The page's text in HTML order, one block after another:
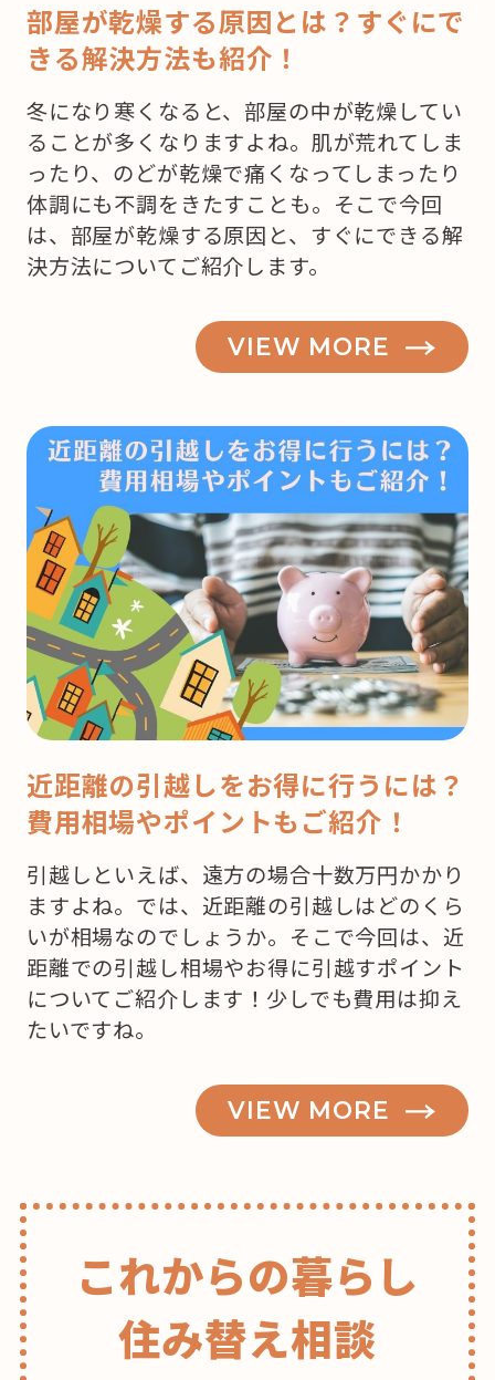
部屋が乾燥する原因とは？すぐにで
きる解決方法も紹介！
冬になり寒くなると、部屋の中が乾燥してい
ることが多くなりますよね。肌が荒れてしま
ったり、のどが乾燥で痛くなってしまったり
体調にも不調をきたすことも。そこで今回
は、部屋が乾燥する原因と、すぐにできる解
決方法についてご紹介します。
VIEW MORE
近距離の引越しをお得に行うには？
費用相場やポイントもご紹介！
引越しといえば、遠方の場合十数万円かかり
ますよね。では、近距離の引越しはどのくら
いが相場なのでしょうか。そこで今回は、近
距離での引越し相場やお得に引越すポイント
についてご紹介します！少しでも費用は抑え
たいですね。
VIEW MORE
これからの暮らし
住み替え相談